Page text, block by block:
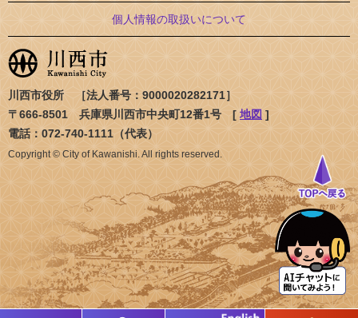
個人情報の取扱いについて
川西市役所 ［法人番号：9000020282171］
〒666-8501 兵庫県川西市中央町12番1号 [ 地図 ]
電話：072-740-1111（代表）
Copyright © City of Kawanishi. All rights reserved.